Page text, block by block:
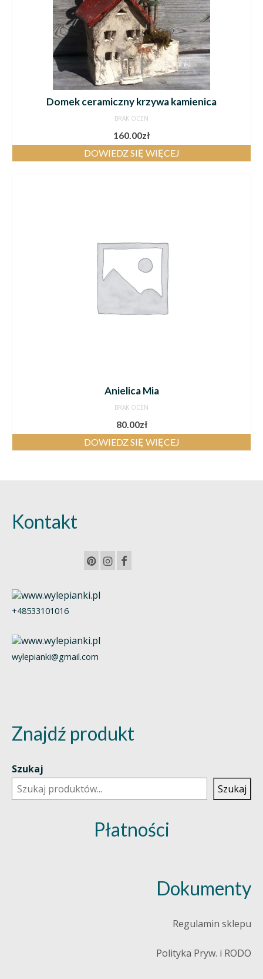
Domek ceramiczny krzywa kamienica
BRAK OCEN
160.00zł
DOWIEDZ SIĘ WIĘCEJ
Anielica Mia
BRAK OCEN
80.00zł
DOWIEDZ SIĘ WIĘCEJ
Kontakt
+48533101016
wylepianki@gmail.com
Znajdź produkt
Szukaj
Szukaj
Płatności
Dokumenty
Regulamin sklepu
Polityka Pryw. i RODO